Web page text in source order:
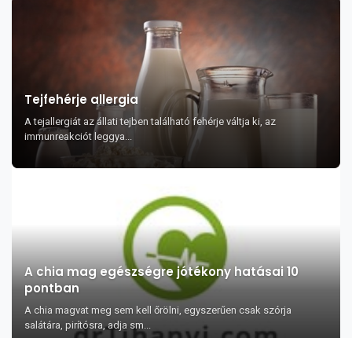
Tejfehérje allergia
A tejallergiát az állati tejben található fehérje váltja ki, az
immunreakciót leggya...
A chia mag egészségre jótékony hatásai 10
pontban
A chia magvat meg sem kell őrölni, egyszerűen csak szórja
salátára, pirítósra, adja sm...